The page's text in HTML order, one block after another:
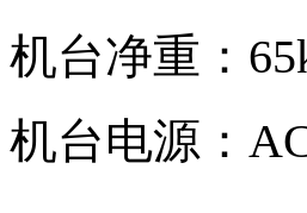
机台净重：
机台电源：